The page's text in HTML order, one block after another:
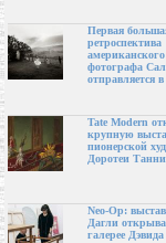
Первая
ретроспектива
американского
фотографа
отправляется
Tate Modern
крупную
пионерской
Доротеи
Neo-Op:
Дагли
галерее